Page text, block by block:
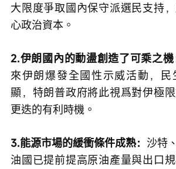
大限度爭取國內保守派選民支持
心政治資本。
2.伊朗國內的動盪創造了可乘之機
來伊朗爆發全國性示威活動，民
顯，特朗普政府將此視爲對伊極
更迭的有利時機。
3.能源市場的緩衝條件成熟： 沙特
油國已提前提高原油產量與出口